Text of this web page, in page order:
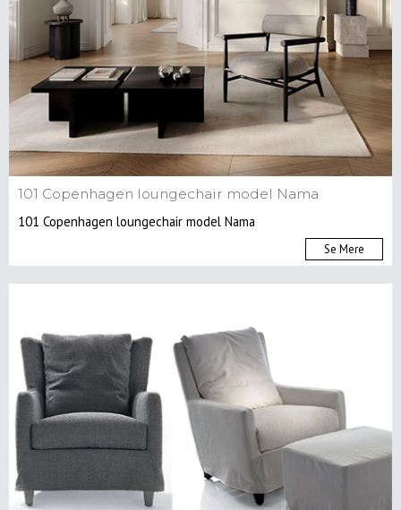
101 Copenhagen loungechair model Nama
101 Copenhagen loungechair model Nama
Se Mere